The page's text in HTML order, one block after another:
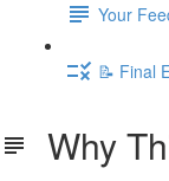
Your
📝 Final
Why